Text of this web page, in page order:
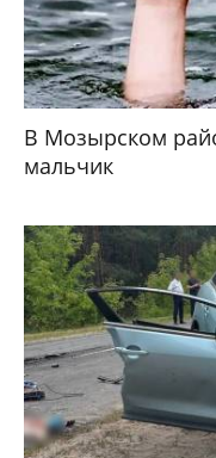
В Мозырском
мальчик